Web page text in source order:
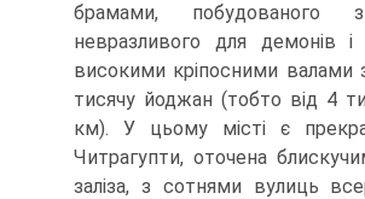
брамами, побудованого з
невразливого для демонів і
високими кріпосними
тисячу йоджан (тобто від 4
км). У цьому місті є
Читрагупти, оточена
заліза, з сотнями вулиць